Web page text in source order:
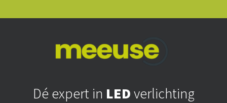
Dé expert in LEDverlichting